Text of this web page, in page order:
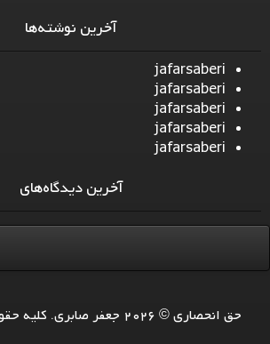
آخرین نوشته‌ها
jafarsaberi
jafarsaberi
jafarsaberi
jafarsaberi
jafarsaberi
آخرین دیدگاه‌های
حق انحصاری © 2026 جعفر صابری. کلیه حقوق محفوظ می‌باشد.